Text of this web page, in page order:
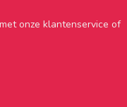
onze klantenservice of